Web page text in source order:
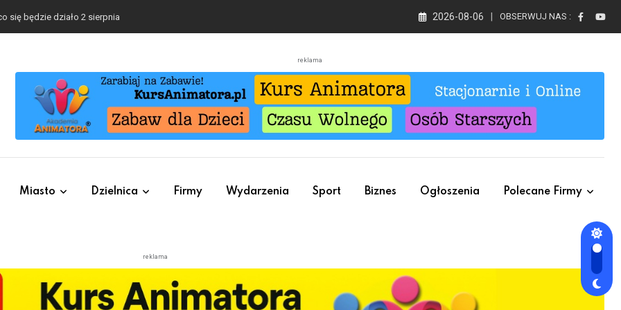
się będzie działo 2 sierpnia 2026-08-06 OBSERWUJ NAS :
reklama
Miasto Dzielnica Firmy Wydarzenia Sport Biznes Ogłoszenia Polecane Firmy
reklama